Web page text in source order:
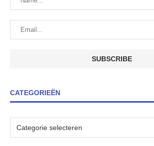
CATEGORIEËN